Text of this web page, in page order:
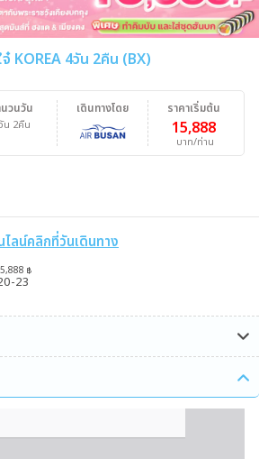
KOREA 4วัน 2คืน (BX)
นวนวัน
น 2คืน
ราคาเริ่มต้น
15,888
บาท/ท่าน
เดินทางโดย
ลน์คลิกที่วันเดินทาง
฿
23